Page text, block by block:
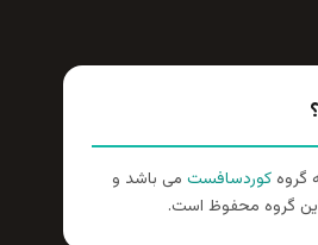
گروهکوردسافست می باشد و
گروه محفوظ است.